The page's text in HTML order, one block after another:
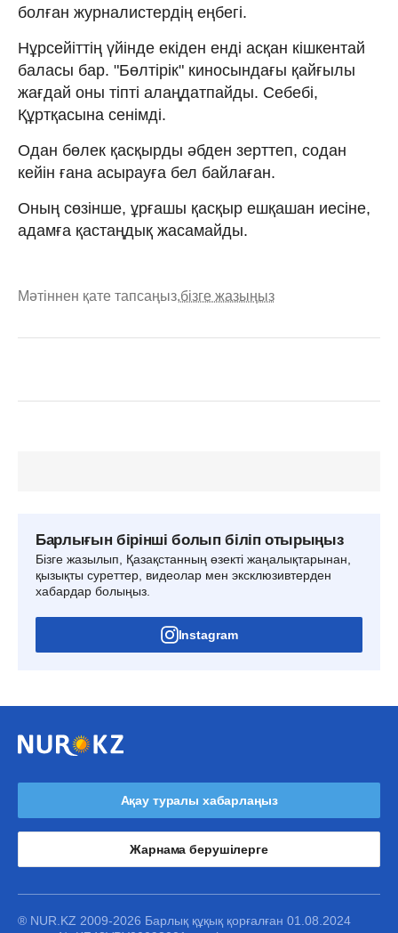
болған журналистердің еңбегі.
Нұрсейіттің үйінде екіден енді асқан кішкентай
баласы бар. "Бөлтірік" киносындағы қайғылы
жағдай оны тіпті алаңдатпайды. Себебі,
Құртқасына сенімді.
Одан бөлек қасқырды әбден зерттеп, содан
кейін ғана асырауға бел байлаған.
Оның сөзінше, ұрғашы қасқыр ешқашан иесіне,
адамға қастаңдық жасамайды.
Мәтіннен қате тапсаңыз,бізге жазыңыз
Барлығын бірінші болып біліп отырыңыз
Бізге жазылып, Қазақстанның өзекті жаңалықтарынан,
қызықты суреттер, видеолар мен эксклюзивтерден
хабардар болыңыз.
Instagram
Ақау туралы хабарлаңыз
Жарнама берушілерге
® NUR.KZ 2009-2026 Барлық құқық қорғалған 01.08.2024